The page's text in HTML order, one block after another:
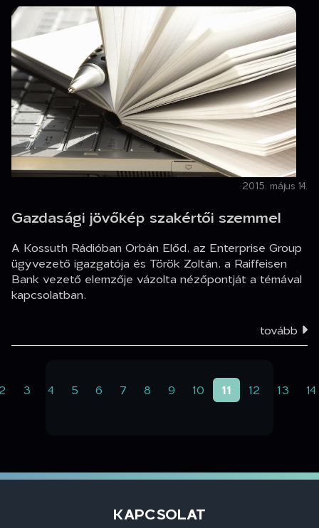
2015. május 14.
Gazdasági jövőkép szakértői szemmel
A Kossuth Rádióban Orbán Előd, az Enterprise Group
ügyvezető igazgatója és Török Zoltán, a Raiffeisen
Bank vezető elemzője vázolta nézőpontját a témával
kapcsolatban.
tovább
3 4 5 6 7 8 9 10 11(aktuális)
12 13 14
KAPCSOLAT